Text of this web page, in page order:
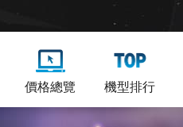
價格總覽 機型排行